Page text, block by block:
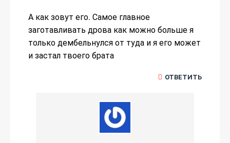
А как зовут его. Самое главное
заготавливать дрова как можно больше я
только дембельнулся от туда и я его может
и застал твоего брата
ОТВЕТИТЬ